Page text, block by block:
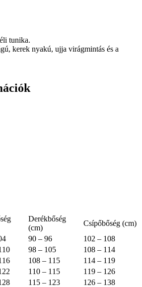
tunika.
kerek nyakú, ujja virágmintás és a
Derékbőség
(cm)
Csípőbőség (cm)
90 – 96
102 – 108
98 – 105
108 – 114
108 – 115
114 – 119
110 – 115
119 – 126
115 – 123
126 – 138